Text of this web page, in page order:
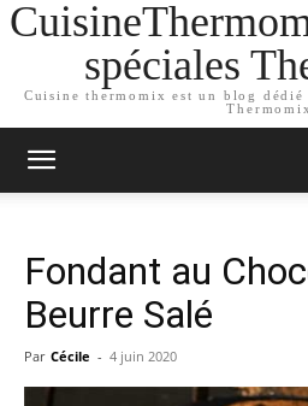
spéciales
Cuisine thermomix est un blog dédié
Thermomix
Fondant au
Beurre Salé
Par Cécile - 4 juin 2020